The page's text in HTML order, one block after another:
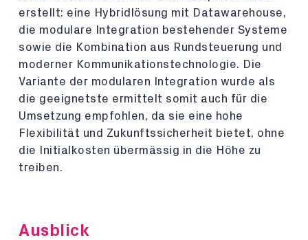
erstellt: eine Hybridlösung mit Datawarehouse,
die modulare Integration bestehender Systeme
sowie die Kombination aus Rundsteuerung und
moderner Kommunikationstechnologie. Die
Variante der modularen Integration wurde als
die geeignetste ermittelt somit auch für die
Umsetzung empfohlen, da sie eine hohe
Flexibilität und Zukunftssicherheit bietet, ohne
die Initialkosten übermässig in die Höhe zu
treiben.
Ausblick